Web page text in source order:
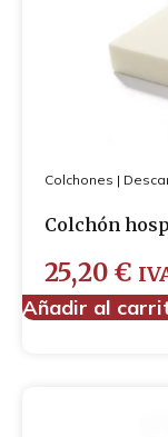
Cubre-
Guantes
Mascarillas
Colchones |
Colchón
25,20 €
Añadir al